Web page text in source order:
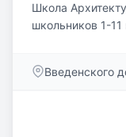
Школа
школьников 1-
художественно
скульптура,
рисунок
Введенского